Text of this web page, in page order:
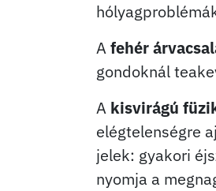
Afehér
gondoknál
A kisvirágú
elégtelenségre
jelek: gyakori
nyomja a